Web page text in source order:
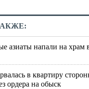
азиаты напали на храм
в квартиру
ордера на обыск